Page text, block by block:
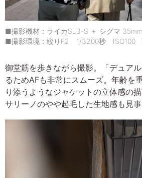
■撮影機材：ライカSL3-S ＋ シグマ
■撮影環境：絞りF2 1/3200秒 ISO100
御堂筋を歩きながら撮影。「デュア
るためAFも非常にスムーズ。年齢を
り添うようなジャケットの立体感の
サリーノのやや起毛した生地感も見事